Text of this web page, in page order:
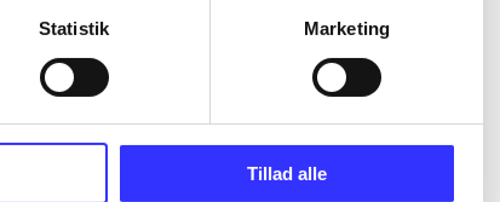
Statistik Marketing
Tillad alle